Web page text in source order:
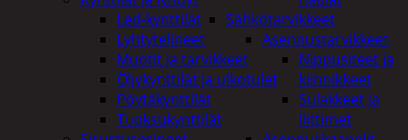
Sähkötarvikkeet
Asennustarvikkeet
Nippusiteet ja
kiinnikkeet
Sulakkeet ja
liittimet
Led-kynttilät
Lyhtytelineet
Muotit ja tarvikkeet
Öljykynttilät ja ulkotulet
Pöytäkynttilät
Tuoksukynttilät